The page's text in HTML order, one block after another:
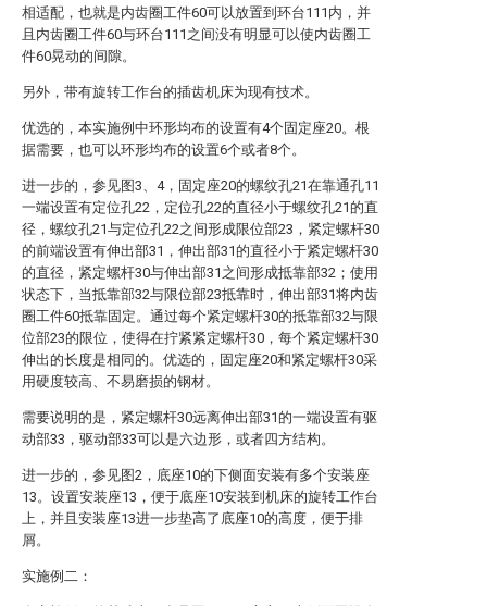
相适配，也就是内齿圈工件60可以放置到环台111内，并
且内齿圈工件60与环台111之间没有明显可以使内齿圈工
件60晃动的间隙。
另外，带有旋转工作台的插齿机床为现有技术。
优选的，本实施例中环形均布的设置有4个固定座20。根
据需要，也可以环形均布的设置6个或者8个。
进一步的，参见图3、4，固定座20的螺纹孔21在靠通孔11
一端设置有定位孔22，定位孔22的直径小于螺纹孔21的直
径，螺纹孔21与定位孔22之间形成限位部23，紧定螺杆30
的前端设置有伸出部31，伸出部31的直径小于紧定螺杆30
的直径，紧定螺杆30与伸出部31之间形成抵靠部32；使用
状态下，当抵靠部32与限位部23抵靠时，伸出部31将内齿
圈工件60抵靠固定。通过每个紧定螺杆30的抵靠部32与限
位部23的限位，使得在拧紧紧定螺杆30，每个紧定螺杆30
伸出的长度是相同的。优选的，固定座20和紧定螺杆30采
用硬度较高、不易磨损的钢材。
需要说明的是，紧定螺杆30远离伸出部31的一端设置有驱
动部33，驱动部33可以是六边形，或者四方结构。
进一步的，参见图2，底座10的下侧面安装有多个安装座
13。设置安装座13，便于底座10安装到机床的旋转工作台
上，并且安装座13进一步垫高了底座10的高度，便于排
屑。
实施例二：